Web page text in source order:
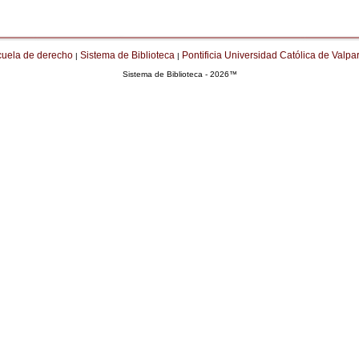
de derecho | Sistema de Biblioteca | Pontificia Universidad Católica de
Sistema de Biblioteca - 2026™